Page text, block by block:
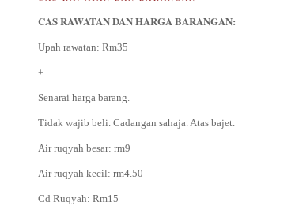
CAS RAWATAN DAN HARGA BARANGAN:
Upah rawatan: Rm35
+
Senarai harga barang.
Tidak wajib beli. Cadangan sahaja. Atas bajet.
Air ruqyah besar: rm9
Air ruqyah kecil: rm4.50
Cd Ruqyah: Rm15